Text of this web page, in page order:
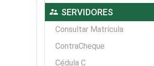
supervisor_account SERVIDORES
Consultar Matrícula
ContraCheque
Cédula C